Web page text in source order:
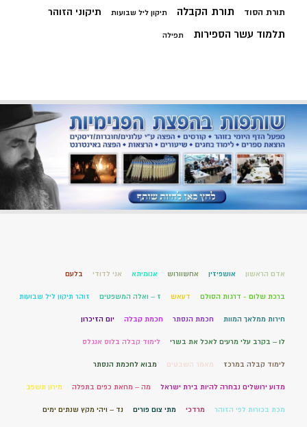
תורת הסוד תורת הקבלה תיקון ליל שבועות תיקוני הזוהר
תלמוד עשר הספירות תפילה
אדם הראשון אושפיזין אחשוורוש אנומיתא אני לדודי בלעם
ברכת שלום - דרגות הסולם דעאש ז – ואלה המשפטים זוהר תיקון ליל שבועות
חירות ממלאך המוות חכמת הנסתר חכמת קבלה יום הזיכרון
לו – בקרב עלי מרעים לאכל את בשרי לימוד קבלה בלוס אנגלס
לימוד קבלה במרכז מאמר השבטים מבוא לחכמת הנסתר
מדוע ירושלים נבחרה להיות בירת ישראל מה – מחאת כפים בתפלה מירון תשפב
מכת בכורות לפי הזוהר מרדכי מתי צום פורים נד – ויהי מקץ שנתים ימים